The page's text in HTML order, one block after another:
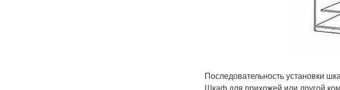
Последовательность установки